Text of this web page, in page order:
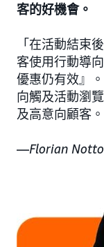
客的好機會。
「在活動結束
客使用行動導
優惠仍有效』
向觸及活動瀏
及高意向顧客。
—Florian